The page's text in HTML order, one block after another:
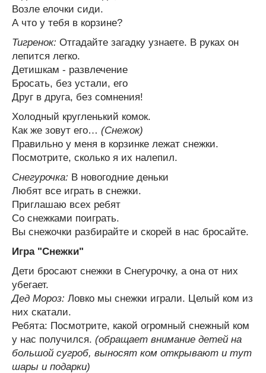
Возле елочки сиди.
А что у тебя в корзине?
Тигренок: Отгадайте загадку узнаете. В руках он
лепится легко.
Детишкам - развлечение
Бросать, без устали, его
Друг в друга, без сомнения!
Холодный кругленький комок.
Как же зовут его… (Снежок)
Правильно у меня в корзинке лежат снежки.
Посмотрите, сколько я их налепил.
Снегурочка: В новогодние деньки
Любят все играть в снежки.
Приглашаю всех ребят
Со снежками поиграть.
Вы снежочки разбирайте и скорей в нас бросайте.
Игра "Снежки"
Дети бросают снежки в Снегурочку, а она от них
убегает.
Дед Мороз: Ловко мы снежки играли. Целый ком из
них скатали.
Ребята: Посмотрите, какой огромный снежный ком
у нас получился. (обращает внимание детей на
большой сугроб, выносят ком открывают и тут
шары и подарки)